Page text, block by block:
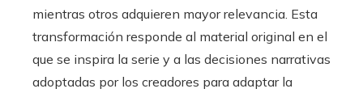
mientras otros adquieren mayor relevancia. Esta
transformación responde al material original en el
que se inspira la serie y a las decisiones narrativas
adoptadas por los creadores para adaptar la